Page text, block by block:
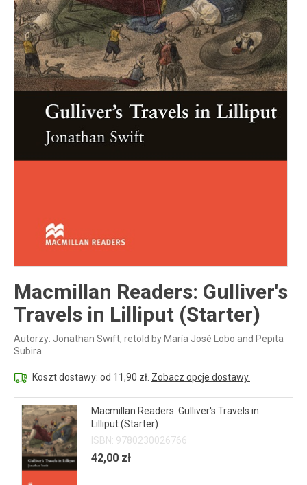
Macmillan Readers: Gulliver's
Travels in Lilliput (Starter)
Autorzy: Jonathan Swift, retold by María José Lobo and Pepita
Subira
Koszt dostawy: od 11,90 zł. Zobacz opcje dostawy.
Macmillan Readers: Gulliver's Travels in
Lilliput (Starter)
ISBN: 9780230026766
42,00 zł
Inne
języki
Język chiński